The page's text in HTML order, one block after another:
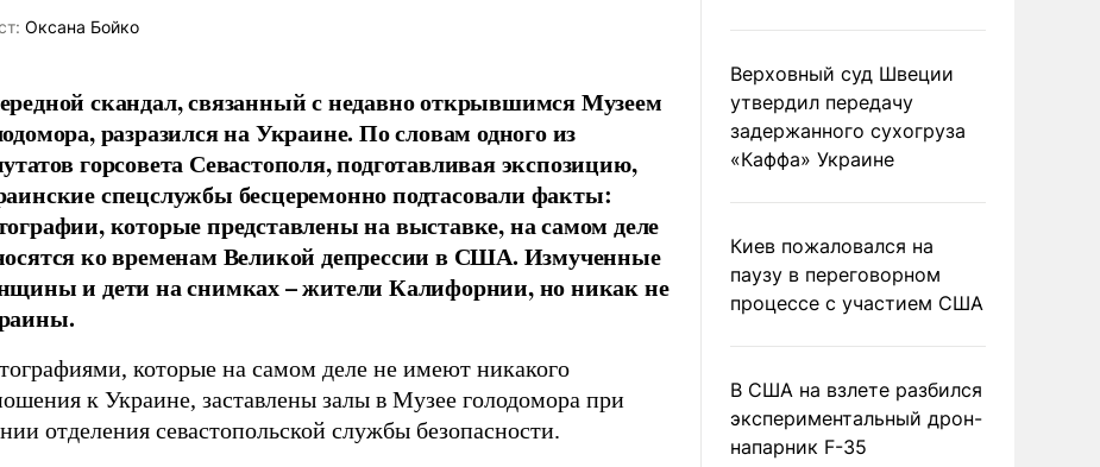
Оксана Бойко
скандал, связанный с недавно открывшимся Музеем
разразился на Украине. По словам одного из
горсовета Севастополя, подготавливая экспозицию,
спецслужбы бесцеремонно подтасовали факты:
которые представлены на выставке, на самом деле
ко временам Великой депрессии в США. Измученные
и дети на снимках – жители Калифорнии, но никак не
которые на самом деле не имеют никакого
к Украине, заставлены залы в Музее голодомора при
отделения севастопольской службы безопасности.
Верховный суд Швеции
утвердил передачу
задержанного сухогруза
«Каффа» Украине
Киев пожаловался на
паузу в переговорном
процессе с участием США
В США на взлете разбился
экспериментальный дрон-
напарник F-35